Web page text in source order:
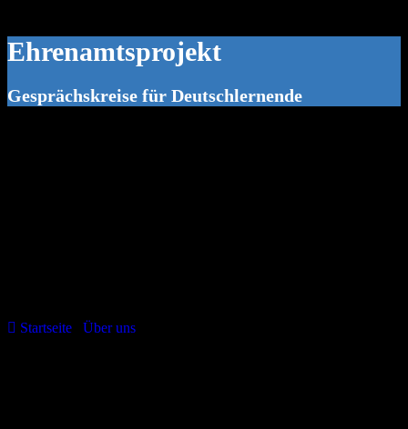
Ehrenamtsprojekt
Gesprächskreise für Deutschlernende
Startseite Über uns